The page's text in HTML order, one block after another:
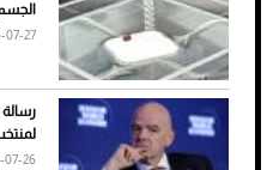
07-27
07-26